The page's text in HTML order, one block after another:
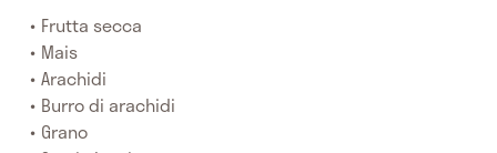
Frutta secca
Mais
Arachidi
Burro di arachidi
Grano